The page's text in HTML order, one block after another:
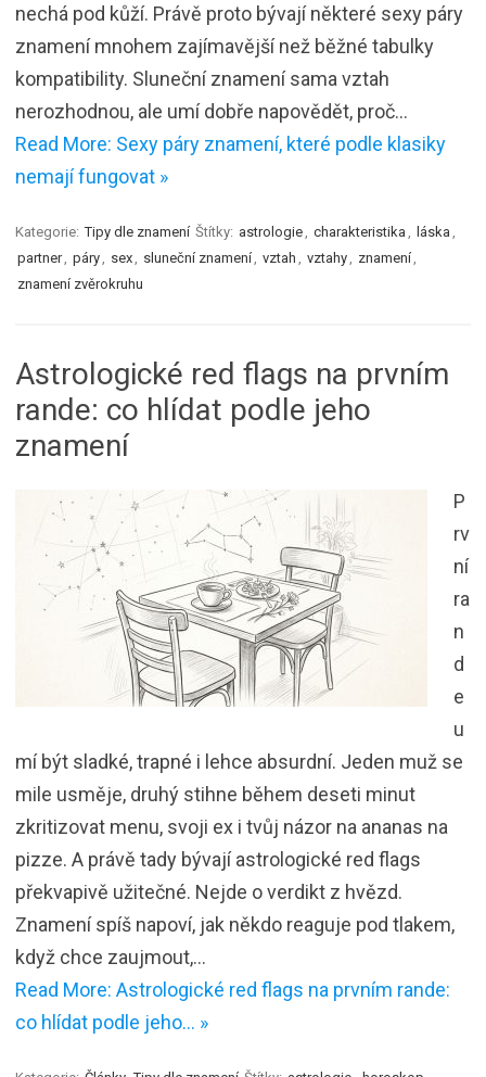
nechá pod kůží. Právě proto bývají některé sexy páry
znamení mnohem zajímavější než běžné tabulky
kompatibility. Sluneční znamení sama vztah
nerozhodnou, ale umí dobře napovědět, proč…
Read More: Sexy páry znamení, které podle klasiky
nemají fungovat »
Kategorie: Tipy dle znamení Štítky: astrologie charakteristika láska
partner
páry sex sluneční znamení vztah vztahy znamení
znamení zvěrokruhu
Astrologické red flags na prvním
rande: co hlídat podle jeho
znamení
P
rv
ní
ra
n
d
e
u
mí být sladké, trapné i lehce absurdní. Jeden muž se
mile usměje, druhý stihne během deseti minut
zkritizovat menu, svoji ex i tvůj názor na ananas na
pizze. A právě tady bývají astrologické red flags
překvapivě užitečné. Nejde o verdikt z hvězd.
Znamení spíš napoví, jak někdo reaguje pod tlakem,
když chce zaujmout,…
Read More: Astrologické red flags na prvním rande:
co hlídat podle jeho… »